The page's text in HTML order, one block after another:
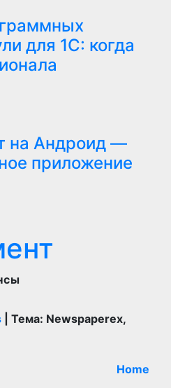
для 1С: когда
на Андроид —
приложение
Тема: Newspaperex,
Home